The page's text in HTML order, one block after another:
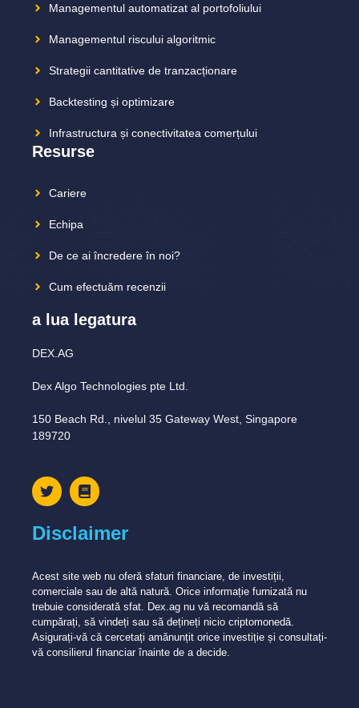
Managementul automatizat al portofoliului
Managementul riscului algoritmic
Strategii cantitative de tranzacționare
Backtesting și optimizare
Infrastructura și conectivitatea comerțului
Resurse
Cariere
Echipa
De ce ai încredere în noi?
Cum efectuăm recenzii
a lua legatura
DEX.AG
Dex Algo Technologies pte Ltd.
150 Beach Rd., nivelul 35 Gateway West, Singapore
189720
Disclaimer
Acest site web nu oferă sfaturi financiare, de investiții,
comerciale sau de altă natură. Orice informație furnizată nu
trebuie considerată sfat. Dex.ag nu vă recomandă să
cumpărați, să vindeți sau să dețineți nicio criptomonedă.
Asigurați-vă că cercetați amănunțit orice investiție și consultați-
vă consilierul financiar înainte de a decide.